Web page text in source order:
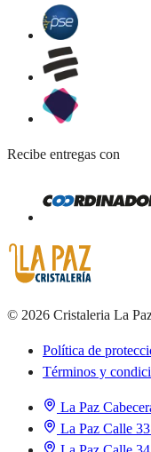
Recibe entregas con
© 2026 Cristaleria La
Política de
Términos y
La Paz
La Paz Calle